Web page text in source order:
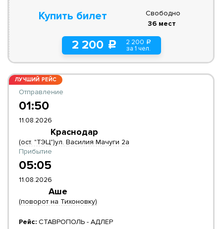
Купить билет
2 200 c 2 200 a
за 1 чел.
Свободно
36 мест
ЛУЧШИЙ РЕЙС
Отправление
01:50
11.08.2026
Краснодар
(ост. "ТЭЦ")ул. Василия Мачуги 2а
Прибытие
05:05
11.08.2026
Аше
(поворот на Тихоновку)
Рейс: СТАВРОПОЛЬ - АДЛЕР